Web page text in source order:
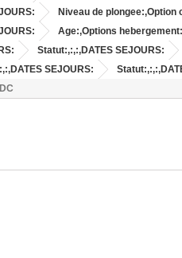
Niveau de plongee:,Option
Age:,Options
Statut:,:,:,DATES SEJOURS:
SEJOURS: